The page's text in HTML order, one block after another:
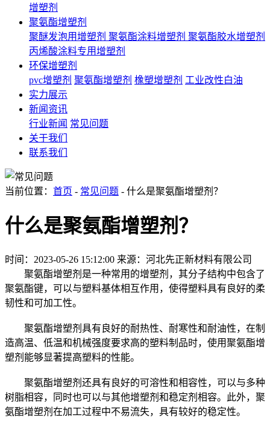
增塑剂
聚氨酯增塑剂
聚醚发泡用增塑剂 聚氨酯涂料增塑剂 聚氨酯胶水增塑剂
丙烯酸涂料专用增塑剂
环保增塑剂
pvc增塑剂 聚氨酯增塑剂 橡塑增塑剂 工业改性白油
实力展示
新闻资讯
行业新闻 常见问题
关于我们
联系我们
当前位置： 首页 - 常见问题 - 什么是聚氨酯增塑剂？
什么是聚氨酯增塑剂？
时间：2023-05-26 15:12:00 来源：河北先正新材料有限公司
聚氨酯增塑剂是一种常用的增塑剂，其分子结构中包含了
聚氨酯键，可以与塑料基体相互作用，使得塑料具有良好的柔
韧性和可加工性。
聚氨酯增塑剂具有良好的耐热性、耐寒性和耐油性，在制
造高温、低温和机械强度要求高的塑料制品时，使用聚氨酯增
塑剂能够显著提高塑料的性能。
聚氨酯增塑剂还具有良好的可溶性和相容性，可以与多种
树脂相容，同时也可以与其他增塑剂和稳定剂相容。此外，聚
氨酯增塑剂在加工过程中不易流失，具有较好的稳定性。